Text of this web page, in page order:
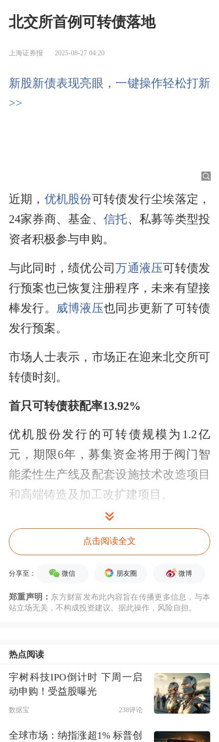
北交所首例可转债落地
上海证券报 2025-08-27 04:20
新股新债表现亮眼，一键操作轻松打新
>>
近期， 优机股份可转债发行尘埃落定，
24家券商、基金、 信托、私募等类型投
资者积极参与申购。
与此同时，绩优公司万通液压可转债发
行预案也已恢复注册程序，未来有望接
棒发行。 威博液压也同步更新了可转债
发行预案。
市场人士表示，市场正在迎来北交所可
转债时刻。
首只可转债获配率13.92%
优机股份发行的可转债规模为1.2亿
元，期限6年，募集资金将用于阀门智
能柔性生产线及配套设施技术改造项目
和高端铸造及加工改扩建项目。
优机股份此前公告了公司可转债发行情
况，24家机构与个人成功获配，获配率
市场纾困发展证券投资基金合伙企业
金额696万元。
此次可转债的票面利率采用竞价方式确
定。最终，优机股份可转债发行采取了
点击阅读全文
分享至： 微信 朋友圈 微博
郑重声明： 东方财富发布此内容旨在传播更多信息，与本
站立场无关，不构成投资建议。据此操作，风险自担。
热点阅读
宇树科技IPO倒计时 下周一启
动申购！受益股曝光
数据宝 238评论
全球市场：纳指涨超1% 标普创